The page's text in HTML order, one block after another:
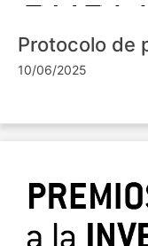
Protocolo de
10/06/2025